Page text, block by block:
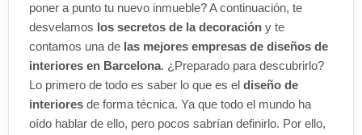
poner a punto tu nuevo inmueble? A continuación, te
desvelamos los secretos de la decoración y te
contamos una de las mejores empresas de diseños de
interiores en Barcelona. ¿Preparado para descubrirlo?
Lo primero de todo es saber lo que es el diseño de
interiores de forma técnica. Ya que todo el mundo ha
oído hablar de ello, pero pocos sabrían definirlo. Por ello,